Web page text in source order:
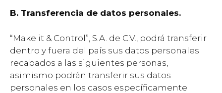
B. Transferencia de datos personales.
“Make it & Control”, S.A. de C.V., podrá transferir
dentro y fuera del país sus datos personales
recabados a las siguientes personas,
asimismo podrán transferir sus datos
personales en los casos específicamente